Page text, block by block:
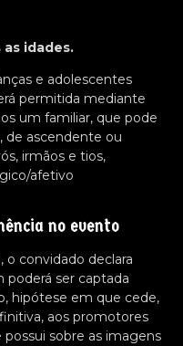
idades.
e adolescentes
permitida mediante
um familiar, que pode
de ascendente ou
irmãos e tios,
afetivo
no evento
o convidado declara
ser captada
hipótese em que cede,
aos promotores
sobre as imagens